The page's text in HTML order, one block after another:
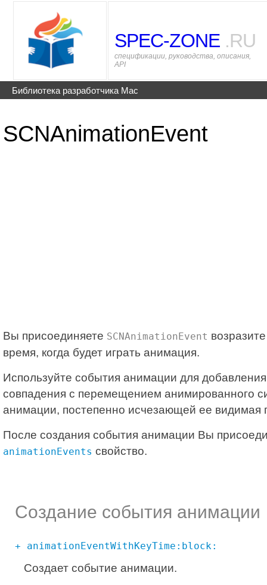
SPEC-ZONE .RU
спецификации, руководства, описания,
API
Библиотека разработчика Mac
SCNAnimationEvent
Вы присоединяете SCNAnimationEvent
время, когда будет играть анимация.
Используйте события анимации для
совпадения с перемещением анимированного
анимации, постепенно исчезающей ее видимая
После создания события анимации Вы
animationEvents свойство.
Создание события анимации
+ animationEventWithKeyTime:block:
Создает событие анимации.